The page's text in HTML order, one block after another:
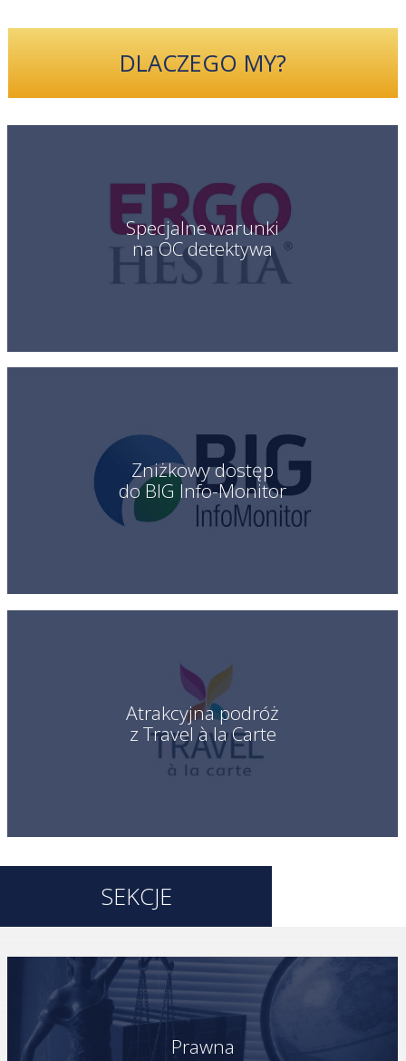
DLACZEGO MY?
Specjalne warunki
na OC detektywa
Zniżkowy dostęp
do BIG Info-Monitor
Atrakcyjna podróż
z Travel à la Carte
SEKCJE
Prawna